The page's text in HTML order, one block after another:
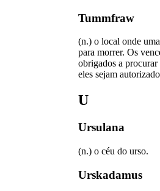
Tummfraw
(n.) o local onde
para morrer. Os
obrigados a
eles sejam
U
Ursulana
(n.) o céu do urso.
Urskadamus